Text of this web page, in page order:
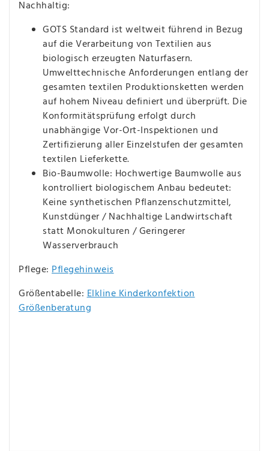
Nachhaltig:
GOTS Standard ist weltweit führend in Bezug
auf die Verarbeitung von Textilien aus
biologisch erzeugten Naturfasern.
Umwelttechnische Anforderungen entlang der
gesamten textilen Produktionsketten werden
auf hohem Niveau definiert und überprüft. Die
Konformitätsprüfung erfolgt durch
unabhängige Vor-Ort-Inspektionen und
Zertifizierung aller Einzelstufen der gesamten
textilen Lieferkette.
Bio-Baumwolle: Hochwertige Baumwolle aus
kontrolliert biologischem Anbau bedeutet:
Keine synthetischen Pflanzenschutzmittel,
Kunstdünger / Nachhaltige Landwirtschaft
statt Monokulturen / Geringerer
Wasserverbrauch
Pflege: Pflegehinweis
Größentabelle:Elkline Kinderkonfektion
Größenberatung